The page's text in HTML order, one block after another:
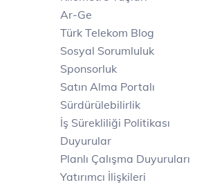
Ar-Ge
Türk Telekom Blog
Sosyal Sorumluluk
Sponsorluk
Satın Alma Portalı
Sürdürülebilirlik
İş Sürekliliği Politikası
Duyurular
Planlı Çalışma Duyuruları
Yatırımcı İlişkileri